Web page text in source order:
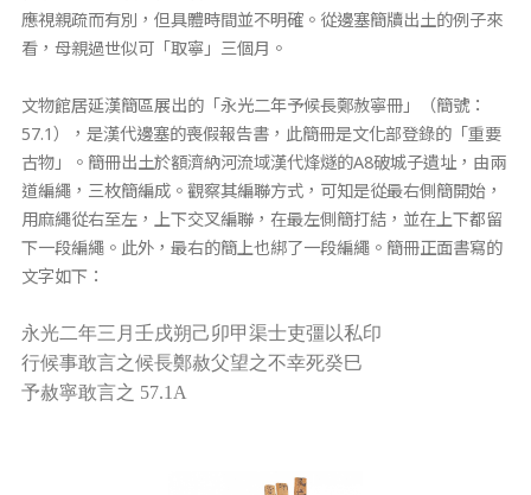
應視親疏而有別，但具體時間並不明確。從邊塞簡牘出土的例子來
看，母親過世似可「取寧」三個月。
文物館居延漢簡區展出的「永光二年予候長鄭赦寧冊」（簡號：
57.1），是漢代邊塞的喪假報告書，此簡冊是文化部登錄的「重要
古物」。簡冊出土於額濟納河流域漢代烽燧的A8破城子遺址，由兩
道編繩，三枚簡編成。觀察其編聯方式，可知是從最右側簡開始，
用麻繩從右至左，上下交叉編聯，在最左側簡打結，並在上下都留
下一段編繩。此外，最右的簡上也綁了一段編繩。簡冊正面書寫的
文字如下：​
永光二年三月壬戌朔己卯甲渠士吏彊以私印
行候事敢言之候長鄭赦父望之不幸死癸巳
予赦寧敢言之 57.1A